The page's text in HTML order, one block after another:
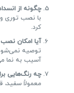
چگونه از
با نصب توری
کرد.
آیا امکان
توصیه
آسیب به نما
چه رنگ‌هایی
معمولاً